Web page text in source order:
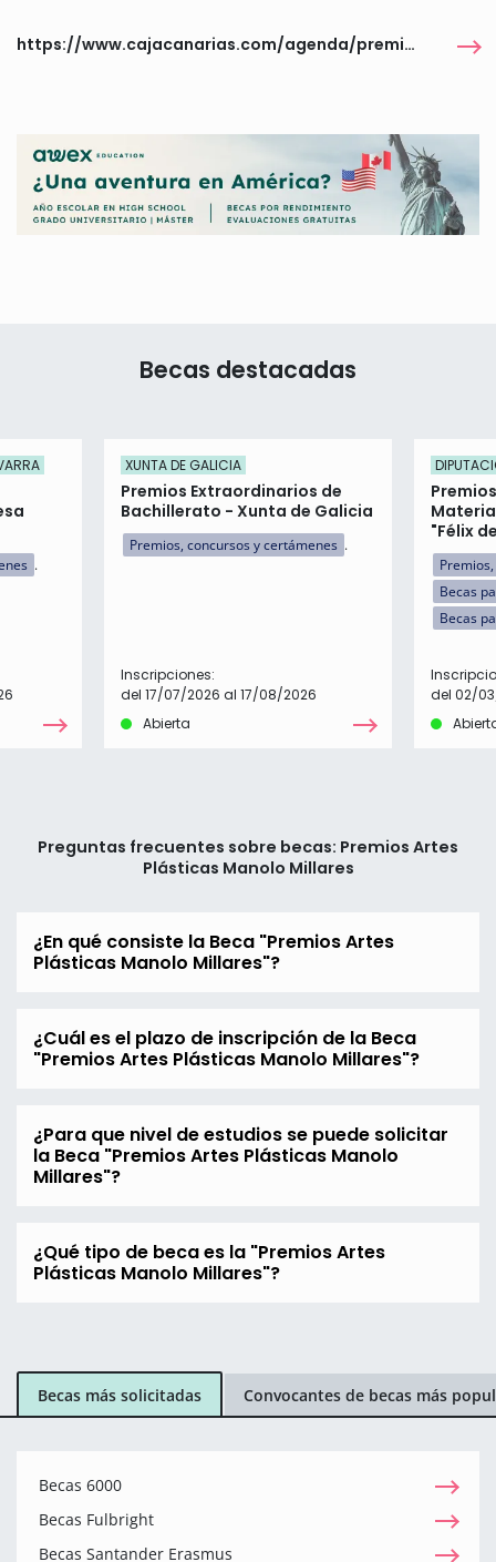
https://www.cajacanarias.com/agenda/premios-cajacanarias-2026/
Becas destacadas
XUNTA DE GALICIA
Premios Extraordinarios de
Bachillerato - Xunta de Galicia
Premios, concursos y certámenes
Inscripciones:
del 17/07/2026 al 17/08/2026
Abierta
"Félix
Becas
Becas
del 02/
Preguntas frecuentes sobre becas: Premios Artes
Plásticas Manolo Millares
¿En qué consiste la Beca "Premios Artes
Plásticas Manolo Millares"?
¿Cuál es el plazo de inscripción de la Beca
"Premios Artes Plásticas Manolo Millares"?
¿Para que nivel de estudios se puede solicitar
la Beca "Premios Artes Plásticas Manolo
Millares"?
¿Qué tipo de beca es la "Premios Artes
Plásticas Manolo Millares"?
Becas más solicitadas Convocantes de becas más
Becas 6000
Becas Fulbright
Becas Santander Erasmus